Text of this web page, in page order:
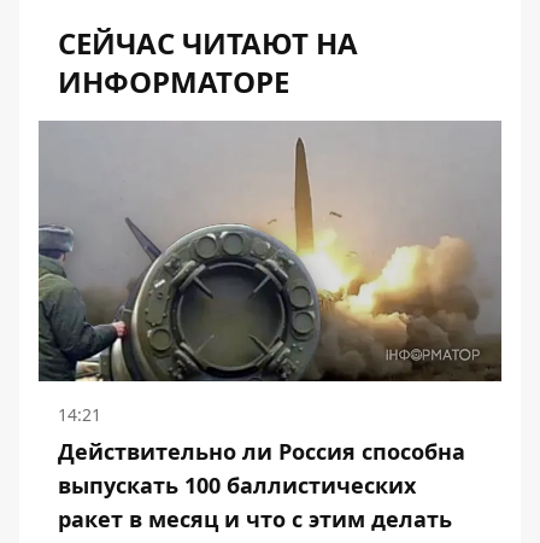
СЕЙЧАС ЧИТАЮТ НА
ИНФОРМАТОРЕ
14:21
Действительно ли Россия способна
выпускать 100 баллистических
ракет в месяц и что с этим делать